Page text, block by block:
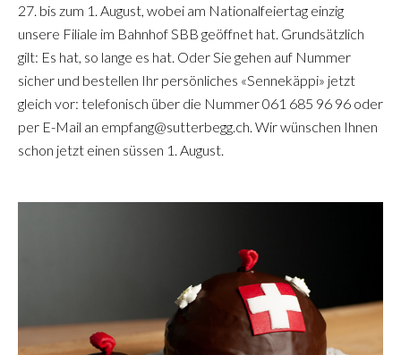
27. bis zum 1. August, wobei am Nationalfeiertag einzig
unsere Filiale im Bahnhof SBB geöffnet hat. Grundsätzlich
gilt: Es hat, so lange es hat. Oder Sie gehen auf Nummer
sicher und bestellen Ihr persönliches «Sennekäppi» jetzt
gleich vor: telefonisch über die Nummer 061 685 96 96 oder
per E-Mail an empfang@sutterbegg.ch. Wir wünschen Ihnen
schon jetzt einen süssen 1. August.